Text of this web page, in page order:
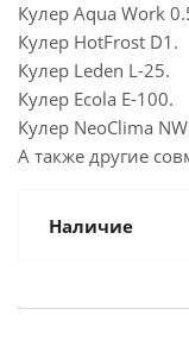
Кулер Aqua Work
Кулер HotFrost D1.
Кулер Leden L-25.
Кулер Ecola E-100.
Кулер NeoClima
А также другие
Наличие